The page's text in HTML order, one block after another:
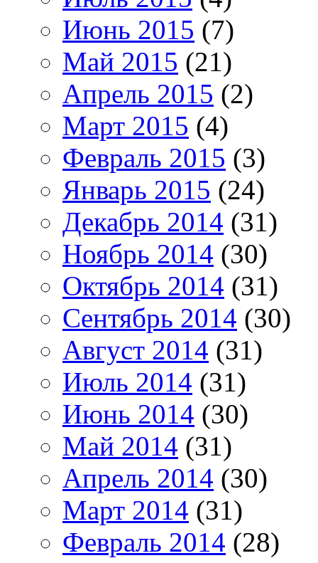
Июнь 2015 (7)
Май 2015 (21)
Апрель 2015 (2)
Март 2015 (4)
Февраль 2015 (3)
Январь 2015 (24)
Декабрь 2014 (31)
Ноябрь 2014 (30)
Октябрь 2014 (31)
Сентябрь 2014 (30)
Август 2014 (31)
Июль 2014 (31)
Июнь 2014 (30)
Май 2014 (31)
Апрель 2014 (30)
Март 2014 (31)
Февраль 2014 (28)